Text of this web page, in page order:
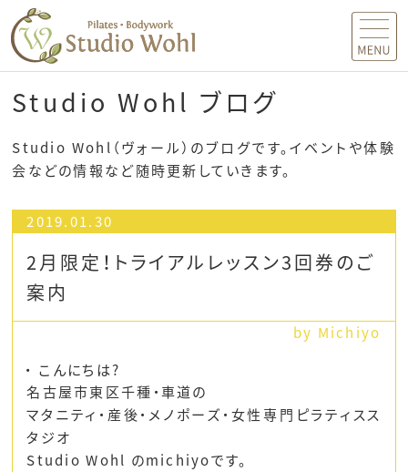
MENU
Studio Wohl ブログ
Studio Wohl（ヴォール）のブログです。イベントや体験
会などの情報など随時更新していきます。
2019.01.30
2月限定！トライアルレッスン3回券のご
案内
by Michiyo
こんにちは?
名古屋市東区千種・車道の
マタニティ・産後・メノポーズ・女性専門ピラティスス
タジオ
Studio Wohl のmichiyoです。